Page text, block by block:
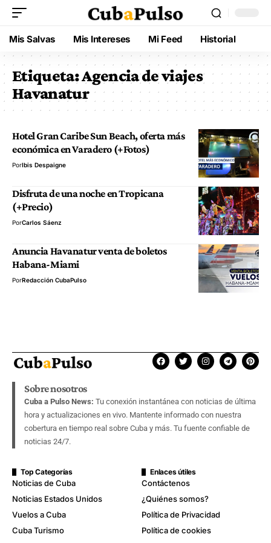
Mis Salvas Mis Intereses Mi Feed Historial
Etiqueta:Agencia de viajes
Havanatur
Hotel Gran Caribe Sun Beach, oferta más
económica en Varadero (+Fotos)
PorIbis Despaigne
Disfruta de una noche en Tropicana
(+Precio)
PorCarlos Sáenz
Anuncia Havanatur venta de boletos
Habana-Miami
PorRedacción CubaPulso
Sobre nosotros
Cuba a Pulso News: Tu conexión instantánea con noticias de última
hora y actualizaciones en vivo. Mantente informado con nuestra
cobertura en tiempo real sobre Cuba y más. Tu fuente confiable de
noticias 24/7.
Top Categorías
Noticias de Cuba
Noticias Estados Unidos
Vuelos a Cuba
Cuba Turismo
Enlaces útiles
Contáctenos
¿Quiénes somos?
Política de Privacidad
Política de cookies